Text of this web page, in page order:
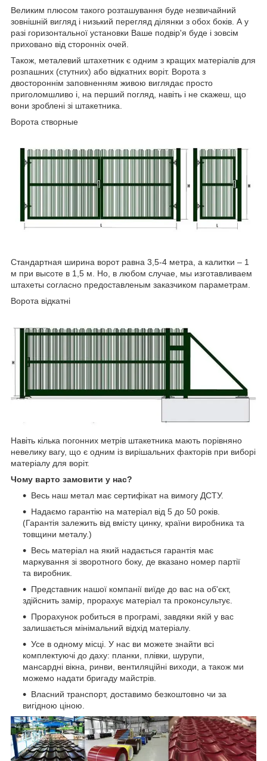
Великим плюсом такого розташування буде незвичайний
зовнішній вигляд і низький перегляд ділянки з обох боків. А у
разі горизонтальної установки Ваше подвір'я буде і зовсім
приховано від сторонніх очей.
Також, металевий штахетник є одним з кращих матеріалів для
розпашних (стутних) або відкатних воріт. Ворота з
двостороннім заповненням живою виглядає просто
приголомшливо і, на перший погляд, навіть і не скажеш, що
вони зроблені зі штакетника.
Ворота створные
Стандартная ширина ворот равна 3,5-4 метра, а калитки – 1
м при высоте в 1,5 м. Но, в любом случае, мы изготавливаем
штахеты согласно предоставленым заказчиком параметрам.
Ворота відкатні
Навіть кілька погонних метрів штакетника мають порівняно
невелику вагу, що є одним із вирішальних факторів при виборі
матеріалу для воріт.
Чому варто замовити у нас?
Весь наш метал має сертифікат на вимогу ДСТУ.
Надаємо гарантію на матеріал від 5 до 50 років.
(Гарантія залежить від вмісту цинку, країни виробника та
товщини металу.)
Весь матеріал на який надається гарантія має
маркування зі зворотного боку, де вказано номер партії
та виробник.
Представник нашої компанії виїде до вас на об'єкт,
здійснить замір, прорахує матеріал та проконсультує.
Прорахунок робиться в програмі, завдяки якій у вас
залишається мінімальний відхід матеріалу.
Усе в одному місці. У нас ви можете знайти всі
комплектуючі до даху: планки, плівки, шурупи,
мансардні вікна, ринви, вентиляційні виходи, а також ми
можемо надати бригаду майстрів.
Власний транспорт, доставимо безкоштовно чи за
вигідною ціною.